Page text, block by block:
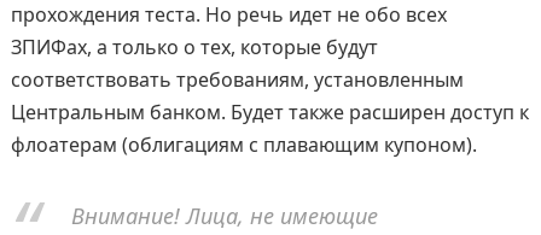
прохождения теста. Но речь идет не обо всех
ЗПИФах, а только о тех, которые будут
соответствовать требованиям, установленным
Центральным банком. Будет также расширен доступ к
флоатерам (облигациям с плавающим купоном).
Внимание! Лица, не имеющие